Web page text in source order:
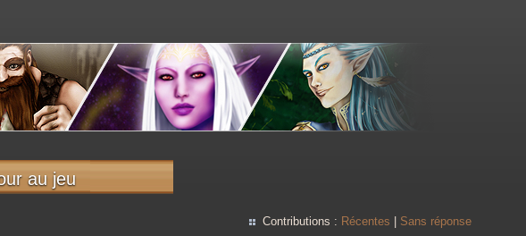
au jeu
Contributions : Récentes Sans réponse